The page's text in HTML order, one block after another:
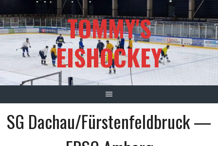
zum
Inhalt
TOMMY'S
EISHOCKEY
SG Dachau/Fürstenfeldbruck —